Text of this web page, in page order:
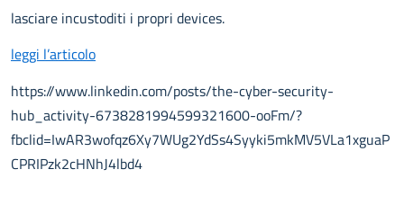
lasciare incustoditi i propri devices.
leggi l’articolo
https://www.linkedin.com/posts/the-cyber-security-
hub_activity-6738281994599321600-ooFm/?
fbclid=IwAR3wofqz6Xy7WUg2YdSs4Syyki5mkMV5VLa1xguaP
CPRIPzk2cHNhJ4lbd4